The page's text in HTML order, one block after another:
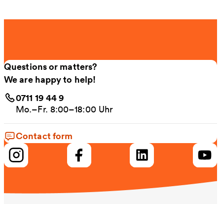
Questions or matters?
We are happy to help!
0711 19 44 9
Mo.–Fr. 8:00–18:00 Uhr
Contact form